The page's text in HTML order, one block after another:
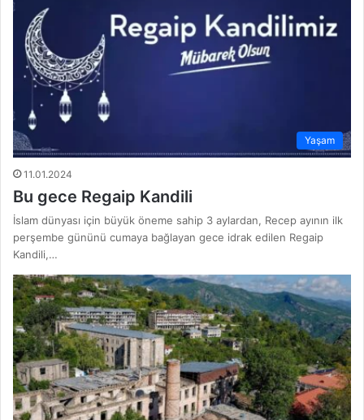
Yaşam
11.01.2024
Bu gece Regaip Kandili
İslam dünyası için büyük öneme sahip 3 aylardan, Recep ayının ilk
perşembe gününü cumaya bağlayan gece idrak edilen Regaip
Kandili,…